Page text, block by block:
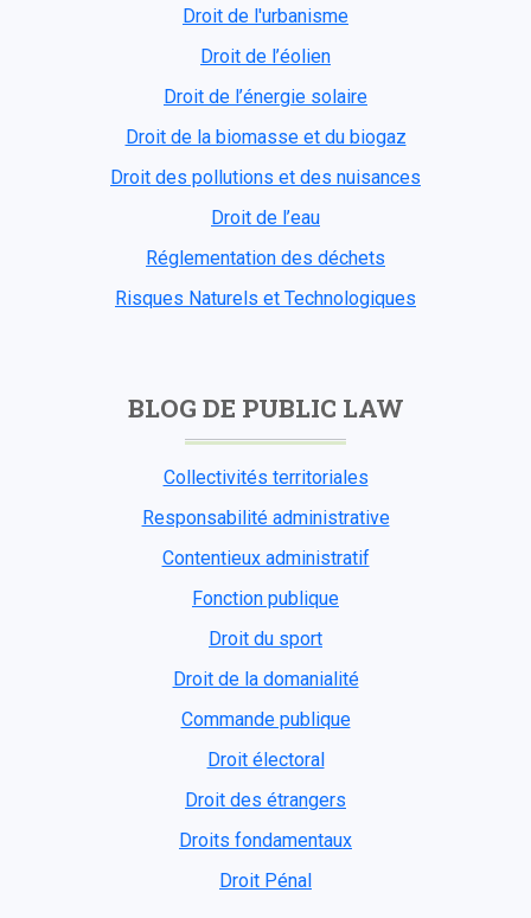
Droit de l'urbanisme
Droit de l’éolien
Droit de l’énergie solaire
Droit de la biomasse et du biogaz
Droit des pollutions et des nuisances
Droit de l’eau
Réglementation des déchets
Risques Naturels et Technologiques
BLOG DE PUBLIC LAW
Collectivités territoriales
Responsabilité administrative
Contentieux administratif
Fonction publique
Droit du sport
Droit de la domanialité
Commande publique
Droit électoral
Droit des étrangers
Droits fondamentaux
Droit Pénal